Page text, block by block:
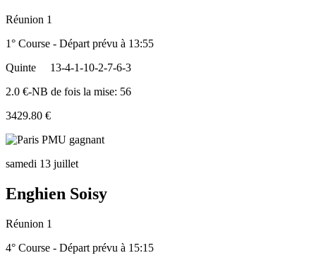
Réunion 1
1° Course - Départ prévu à 13:55
Quinte
13-4-1-10-2-7-6-3
2.0 €-NB de fois la mise: 56
3429.80 €
samedi 13 juillet
Enghien Soisy
Réunion 1
4° Course - Départ prévu à 15:15